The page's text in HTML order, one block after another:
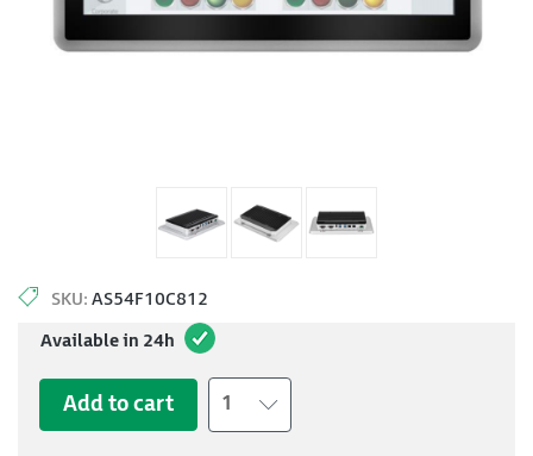
SKU: AS54F10C812
Available in 24h
Add to cart 1